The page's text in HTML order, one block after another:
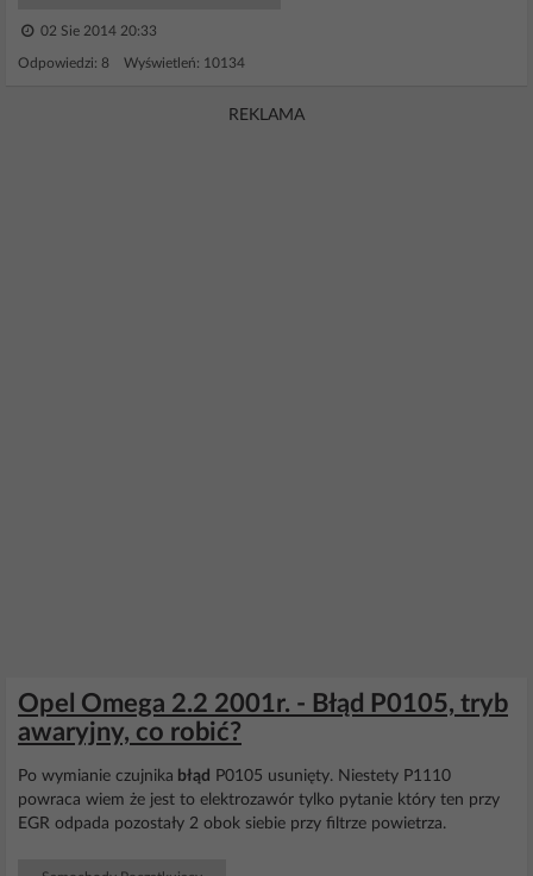
02 Sie 2014 20:33
Odpowiedzi: 8 Wyświetleń: 10134
REKLAMA
Opel Omega 2.2 2001r. - Błąd P0105, tryb
awaryjny, co robić?
Po wymianie czujnika błąd P0105 usunięty. Niestety P1110
powraca wiem że jest to elektrozawór tylko pytanie który ten przy
EGR odpada pozostały 2 obok siebie przy filtrze powietrza.